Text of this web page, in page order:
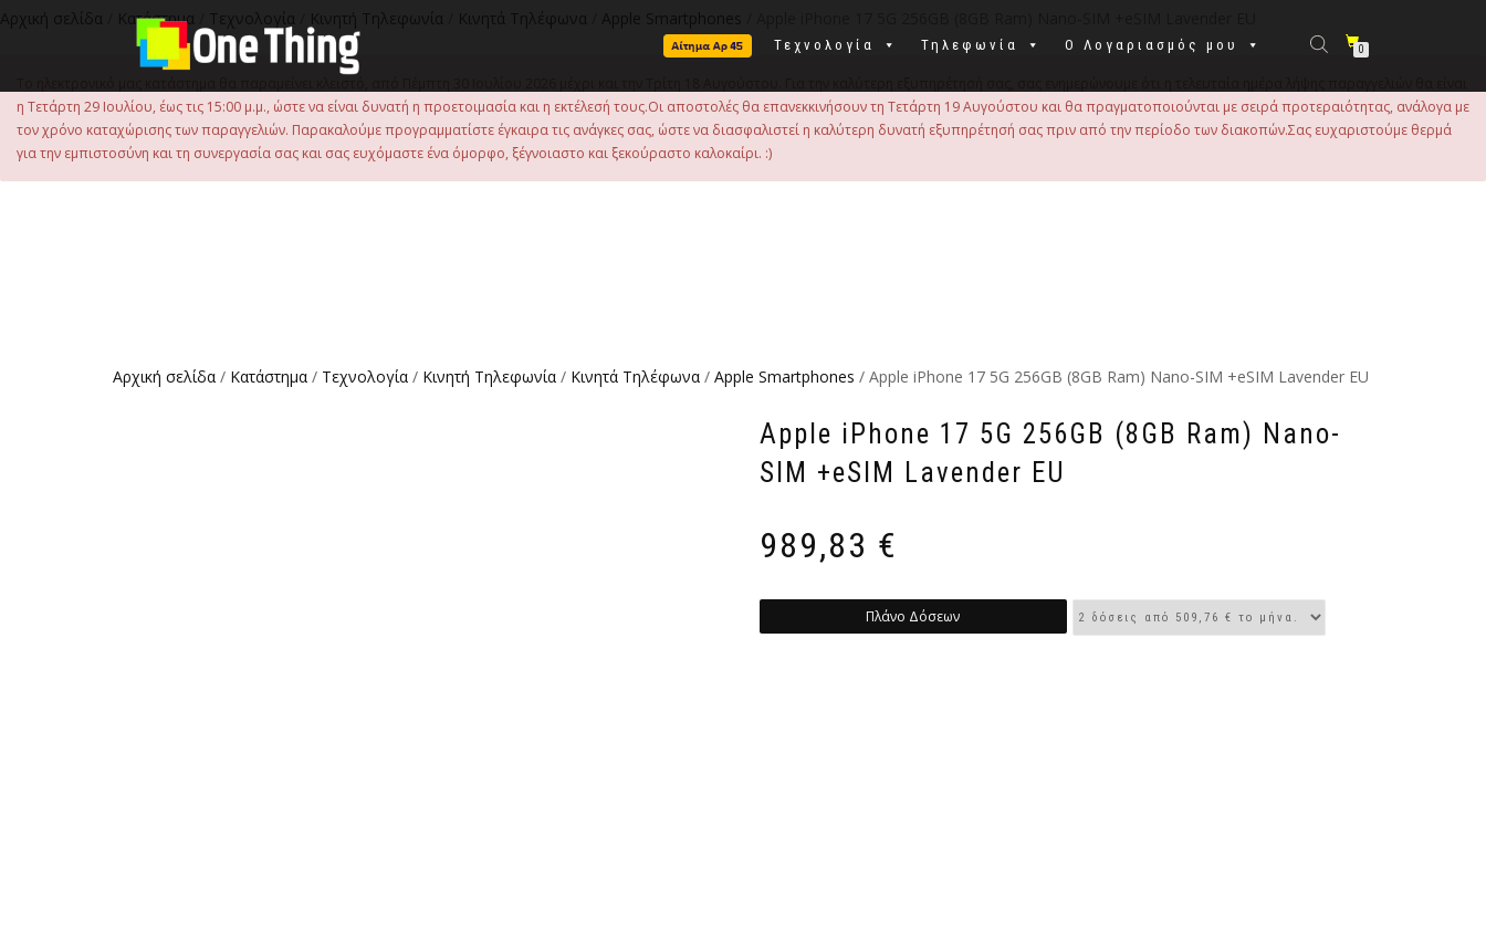
περιεχόμενο
Τεχνολογία Τηλεφωνία Ο Λογαριασμός μου 0
Αρχική σελίδα Κατάστημα Τεχνολογία Κινητή Τηλεφωνία Κινητά Τηλέφωνα Apple Smartphones
η Τετάρτη 29 Ιουλίου, έως τις 15:00 μ.μ., ώστε να είναι δυνατή η προετοιμασία και η εκτέλεσή τους.Οι αποστολές θα επανεκκινήσουν τη Τετάρτη 19 Αυγούστου και θα πραγματοποιούνται με σειρά προτεραιότητας, ανάλογα με
τον χρόνο καταχώρισης των παραγγελιών. Παρακαλούμε προγραμματίστε έγκαιρα τις ανάγκες σας, ώστε να διασφαλιστεί η καλύτερη δυνατή εξυπηρέτησή σας πριν από την περίοδο των διακοπών.Σας ευχαριστούμε θερμά
για την εμπιστοσύνη και τη συνεργασία σας και σας ευχόμαστε ένα όμορφο, ξέγνοιαστο και ξεκούραστο καλοκαίρι. :)
Αρχική σελίδα / Κατάστημα / Τεχνολογία / Κινητή Τηλεφωνία / Κινητά Τηλέφωνα / Apple Smartphones / Apple iPhone 17 5G 256GB (8GB Ram) Nano-SIM +eSIM Lavender EU
Apple iPhone 17 5G 256GB (8GB Ram) Nano-
SIM +eSIM Lavender EU
989,83 €
Πλάνο Δόσεων